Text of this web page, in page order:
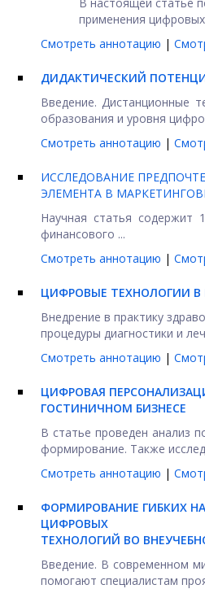
применения
Смотреть аннотацию |
ДИДАКТИЧЕСКИЙ
Введение. Дистанционные
образования и уровня
Смотреть аннотацию |
ИССЛЕДОВАНИЕ
ЭЛЕМЕНТА В
Научная статья содержит
финансового ...
Смотреть аннотацию |
ЦИФРОВЫЕ ТЕХНОЛОГИИ
Внедрение в практику
процедуры диагностики и
Смотреть аннотацию |
ЦИФРОВАЯ
ГОСТИНИЧНОМ БИЗНЕСЕ
В статье проведен анализ
формирование. Также
Смотреть аннотацию |
ФОРМИРОВАНИЕ ГИБКИХ
ЦИФРОВЫХ
ТЕХНОЛОГИЙ ВО
Введение. В современном
помогают специалистам